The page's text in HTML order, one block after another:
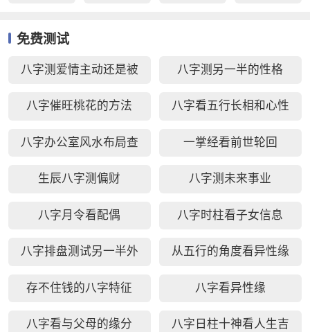
免费测试
八字测爱情主动还是被
动好
八字测另一半的性格
八字催旺桃花的方法 八字看五行长相和心性
八字办公室风水布局查
询
一掌经看前世轮回
生辰八字测偏财 八字测未来事业
八字月令看配偶 八字时柱看子女信息
八字排盘测试另一半外
貌
从五行的角度看异性缘
存不住钱的八字特征 八字看异性缘
八字看与父母的缘分 八字日柱十神看人生吉